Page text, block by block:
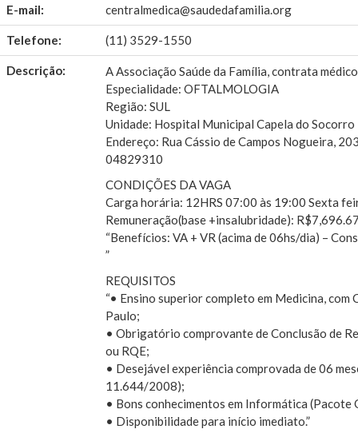
E-mail: centralmedica@saudedafamilia.org
Telefone: (11) 3529-1550
Descrição:
A Associação Saúde da Família, contrata
Especialidade: OFTALMOLOGIA
Região: SUL
Unidade: Hospital Municipal Capela do Socorro
Endereço: Rua Cássio de Campos Nogueira,
04829310
CONDIÇÕES DA VAGA
Carga horária: 12HRS 07:00 às 19:00 Sexta
Remuneração(base +insalubridade):
“Benefícios: VA + VR (acima de 06hs/dia) –
”
REQUISITOS
“• Ensino superior completo em Medicina,
Paulo;
• Obrigatório comprovante de Conclusão de
ou RQE;
• Desejável experiência comprovada de 06
11.644/2008);
• Bons conhecimentos em Informática (Pacote
• Disponibilidade para início imediato.”